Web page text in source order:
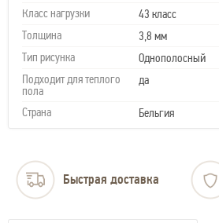
Класс нагрузки
43 класс
Толщина
3,8 мм
Тип рисунка
Однополосный
Подходит для теплого
пола
да
Страна Бельгия
Быстрая доставка